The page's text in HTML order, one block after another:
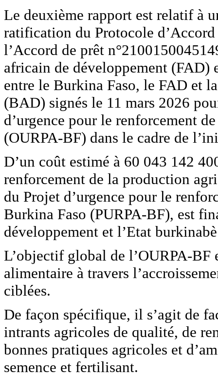
Le deuxième rapport est relatif à
ratification du Protocole
l’Accord de prêt
africain de développement (FAD)
entre le Burkina Faso, le FAD et
(BAD) signés le 11 mars 2026
d’urgence pour le renforcement
(OURPA-BF) dans le cadre de
D’un coût estimé à 60 043 142
renforcement de la production
du Projet d’urgence pour le
Burkina Faso (PURPA-BF), est
développement et l’Etat
L’objectif global de l’OURPA-BF
alimentaire à travers
ciblées.
De façon spécifique, il s’agit de
intrants agricoles de qualité, de
bonnes pratiques agricoles et
semence et fertilisant.